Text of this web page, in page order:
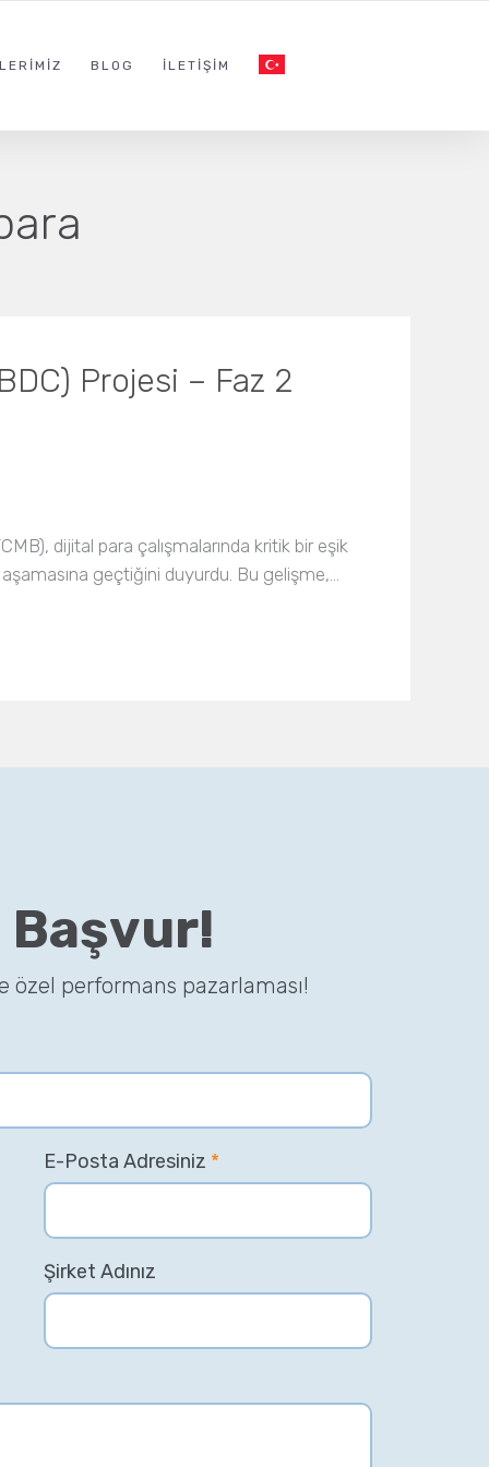
BLOG İLETIŞIM
Projesi – Faz 2
dijital para çalışmalarında kritik bir eşik
geçtiğini duyurdu. Bu gelişme,…
Başvur!
özel performans pazarlaması!
E-Posta Adresiniz *
Şirket Adınız